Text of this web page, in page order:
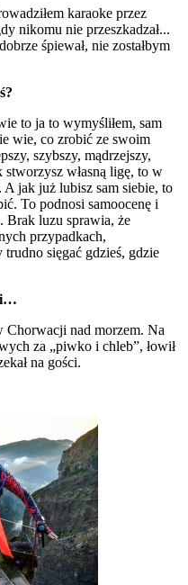
karaoke przez
nikomu nie przeszkadzał...
śpiewał, nie zostałbym
to ja to wymyśliłem, sam
wie, co zrobić ze swoim
szybszy, mądrzejszy,
własną ligę, to w
A jak już lubisz sam siebie, to
To podnosi samoocenę i
Brak luzu sprawia, że
przypadkach,
sięgać gdzieś, gdzie
i…
nad morzem. Na
za „piwko i chleb”, łowił
na gości.